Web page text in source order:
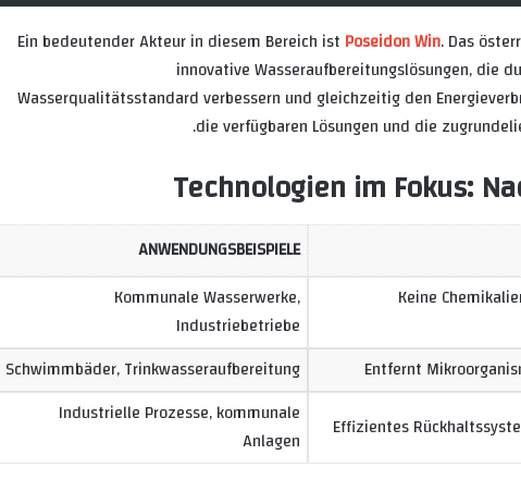
Ein bedeutender Akteur in diesem Bereich ist Poseidon Win. Das
innovative Wasseraufbereitungslösungen, die
Wasserqualitätsstandard verbessern und gleichzeitig den
die verfügbaren Lösungen und die
Technologien im Fokus:
ANWENDUNGSBEISPIELE
Keine
Kommunale Wasserwerke,
Industriebetriebe
Entfernt
Schwimmbäder, Trinkwasseraufbereitung
Effizientes
Industrielle Prozesse, kommunale
Anlagen